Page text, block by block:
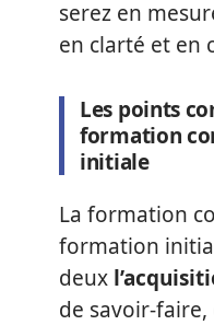
serez en
en clarté et en
Les points
formation
initiale
La formation
formation
deux
de savoir-